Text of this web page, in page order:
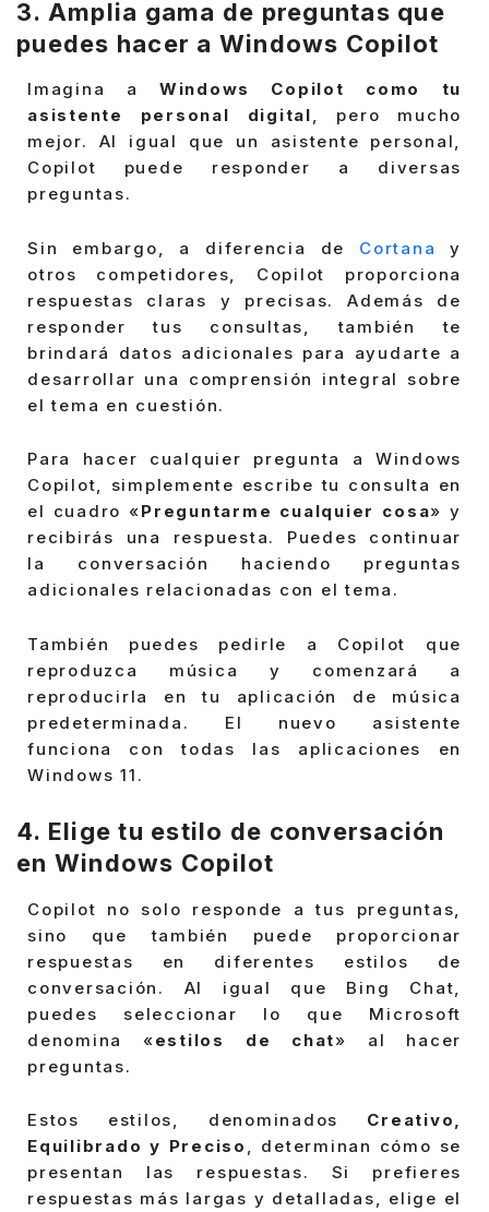
3. Amplia gama de preguntas que
puedes hacer a Windows Copilot
Imagina a Windows Copilot como tu
asistente personal digital, pero mucho
mejor. Al igual que un asistente personal,
Copilot puede responder a diversas
preguntas.
Sin embargo, a diferencia de Cortana
y
otros competidores, Copilot proporciona
respuestas claras y precisas. Además de
responder tus consultas, también te
brindará datos adicionales para ayudarte a
desarrollar una comprensión integral sobre
el tema en cuestión.
Para hacer cualquier pregunta a Windows
Copilot, simplemente escribe tu consulta en
el cuadro «Preguntarme cualquier cosa» y
recibirás una respuesta. Puedes continuar
la conversación haciendo preguntas
adicionales relacionadas con el tema.
También puedes pedirle a Copilot que
reproduzca música y comenzará a
reproducirla en tu aplicación de música
predeterminada. El nuevo asistente
funciona con todas las aplicaciones en
Windows 11.
4. Elige tu estilo de conversación
en Windows Copilot
Copilot no solo responde a tus preguntas,
sino que también puede proporcionar
respuestas en diferentes estilos de
conversación. Al igual que Bing Chat,
puedes seleccionar lo que Microsoft
denomina «estilos de chat» al hacer
preguntas.
Estos estilos, denominados Creativo,
Equilibrado y Preciso , determinan cómo se
presentan las respuestas. Si prefieres
respuestas más largas y detalladas, elige el